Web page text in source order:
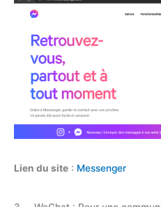
Lien du site : Messenger